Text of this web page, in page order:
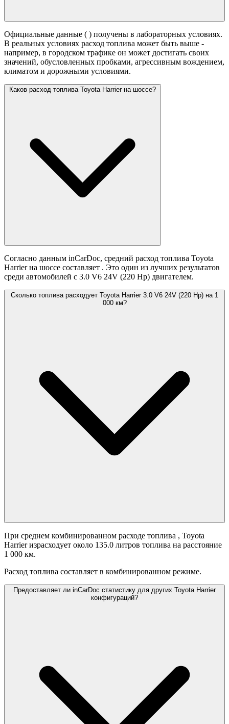
Официальные данные ( ) получены в лабораторных условиях.
В реальных условиях расход топлива может быть выше -
например, в городском трафике он может достигать своих
значений, обусловленных пробками, агрессивным вождением,
климатом и дорожными условиями.
Каков расход топлива Toyota Harrier на шоссе?
Согласно данным inCarDoc, средний расход топлива Toyota
Harrier на шоссе составляет . Это один из лучших результатов
среди автомобилей с 3.0 V6 24V (220 Hp) двигателем.
Сколько топлива расходует Toyota Harrier 3.0 V6 24V (220 Hp) на 1
000 км?
При среднем комбинированном расходе топлива , Toyota
Harrier израсходует около 135.0 литров топлива на расстояние
1 000 км.
Расход топлива составляет в комбинированном режиме.
Предоставляет ли inCarDoc статистику для других Toyota Harrier
конфигураций?